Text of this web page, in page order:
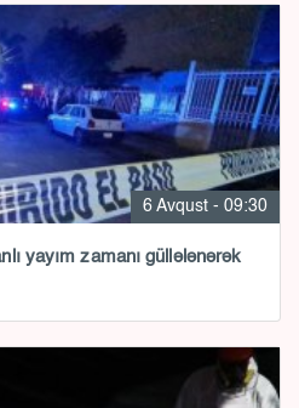
6 Avqust - 09:30
yayım zamanı güllələnərək